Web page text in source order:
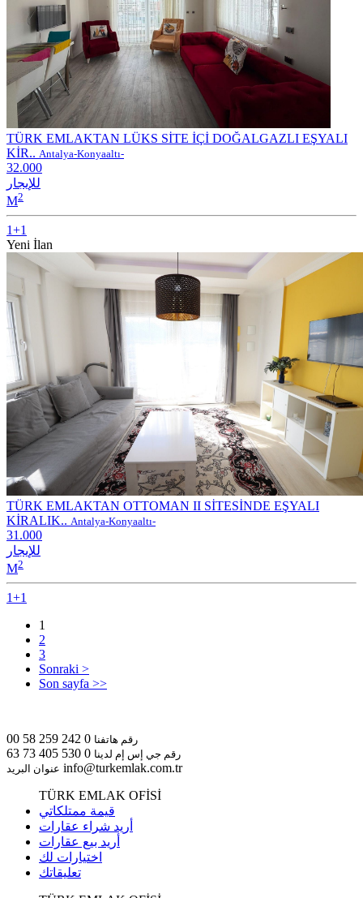
TÜRK EMLAKTAN LÜKS SİTE İÇİ DOĞALGAZLI EŞYALI
KİR.. Antalya-Konyaaltı-
32.000
للإيجار
M2
1+1
Yeni İlan
TÜRK EMLAKTAN OTTOMAN II SİTESİNDE EŞYALI
KİRALIK.. Antalya-Konyaaltı-
31.000
للإيجار
M2
1+1
1
2
3
Sonraki >
Son sayfa >>
رقم هاتفنا 0 242 259 58 00
رقم جي إس إم لدينا 0 530 405 73 63
عنوان البريد info@turkemlak.com.tr
TÜRK EMLAK OFİSİ
قيمة ممتلكاتي
أريد شراء عقارات
أريد بيع عقارات
اختيارات لك
تعليقاتك